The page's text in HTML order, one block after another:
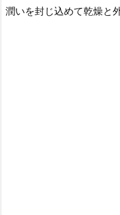
潤いを封じ込めて乾燥と